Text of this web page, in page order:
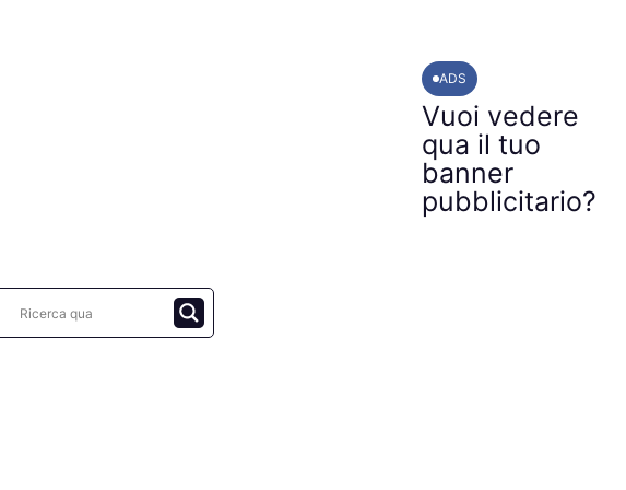
ADS
Vuoi vedere
qua il tuo
banner
pubblicitario?